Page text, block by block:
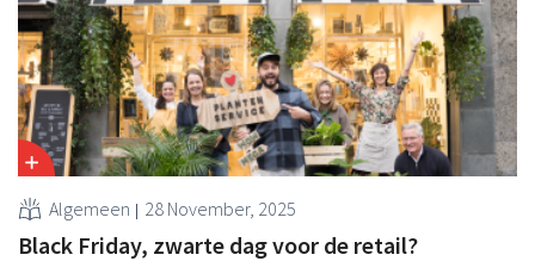
Algemeen 28 November, 2025
Black Friday, zwarte dag voor de retail?